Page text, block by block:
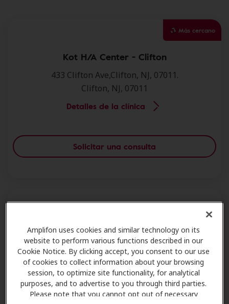
Amplifon uses cookies and similar technology on its
website to perform various functions described in our
Cookie Notice. By clicking accept, you consent to our use
of cookies to collect information about your browsing
session, to optimize site functionality, for analytical
purposes, and to advertise to you through third parties.
Please note that you cannot opt out of necessary
Más cercano
Kot H/A Center - Clifton
433 Clifton Ave,Clifton, NJ, 07011.
Clifton, NJ, 07011
Detalles de la clínica
Solicitar una consulta
Audiology Hearing Solutions - Clifton
1115 Clifton Ave,,Ste 102,Clifton, NJ, 07013.
Clifton, NJ, 07013
Detalles de la clínica